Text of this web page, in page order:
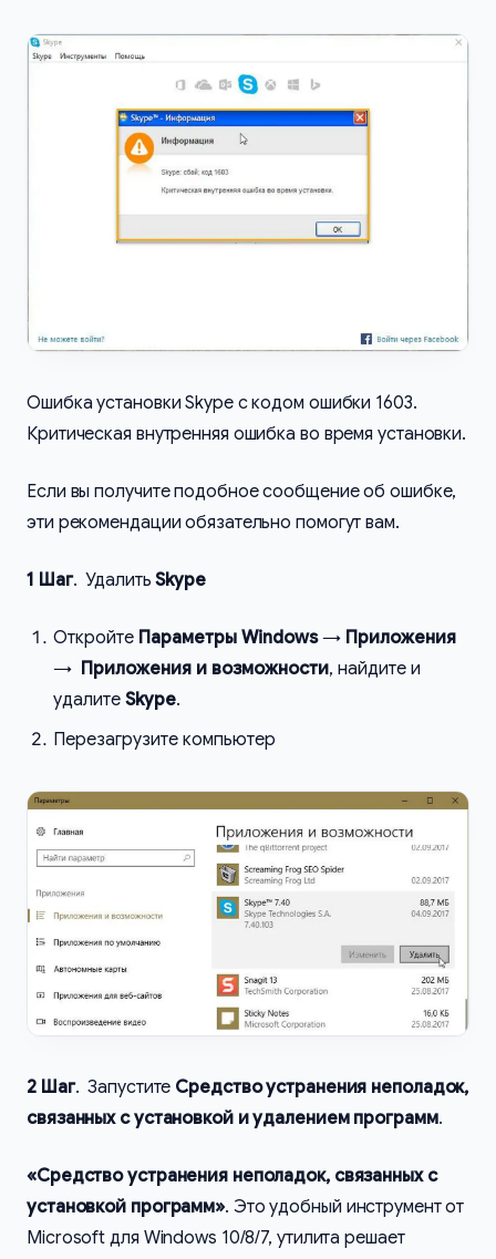
Ошибка установки Skype с кодом ошибки 1603.
Критическая внутренняя ошибка во время установки.
Если вы получите подобное сообщение об ошибке,
эти рекомендации обязательно помогут вам.
1 Шаг. УдалитьSkype
Откройте Параметры Windows→ Приложения
→ Приложения и возможности, найдите и
удалите Skype.
Перезагрузите компьютер
2 Шаг. Запустите Средство устранения неполадок,
связанных с установкой и удалением программ.
«Средство устранения неполадок, связанных с
установкой программ». Это удобный инструмент от
Microsoft для Windows 10/8/7, утилита решает